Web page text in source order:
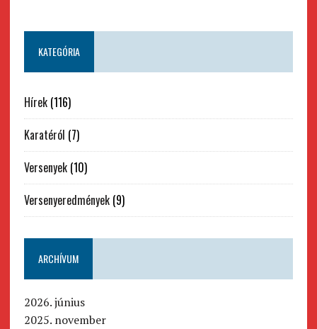
KATEGÓRIA
Hírek(116)
Karatéról (7)
Versenyek(10)
Versenyeredmények(9)
ARCHÍVUM
2026. június
2025. november